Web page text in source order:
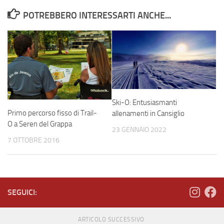
POTREBBERO INTERESSARTI ANCHE...
Primo percorso fisso di Trail-
O a Seren del Grappa
7 OTTOBRE 2016
Ski-O: Entusiasmanti
allenamenti in Cansiglio
23 GENNAIO 2022
SEGUICI:
ARTICOLO SUCCESSIVO